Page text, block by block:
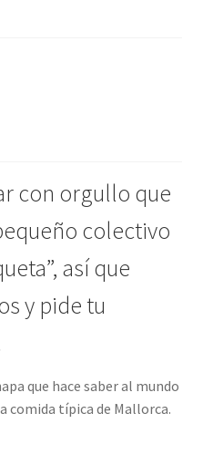
con orgullo que
colectivo
así que
y pide tu
que hace saber al mundo
comida típica de Mallorca.